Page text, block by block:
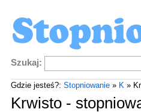
Szukaj:
Gdzie jesteś?: Stopniowanie» K»
Krwisto -